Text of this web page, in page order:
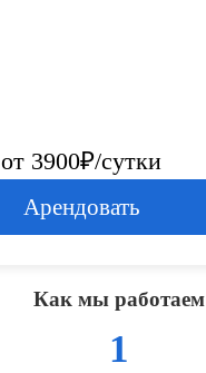
от 3900₽/сутки
Арендовать
Как мы работаем
1